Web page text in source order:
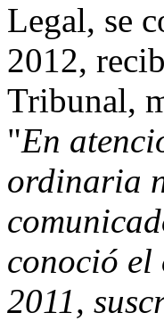
Legal, se
2012,
Tribunal,
"En
ordinaria
conoció el
2011,